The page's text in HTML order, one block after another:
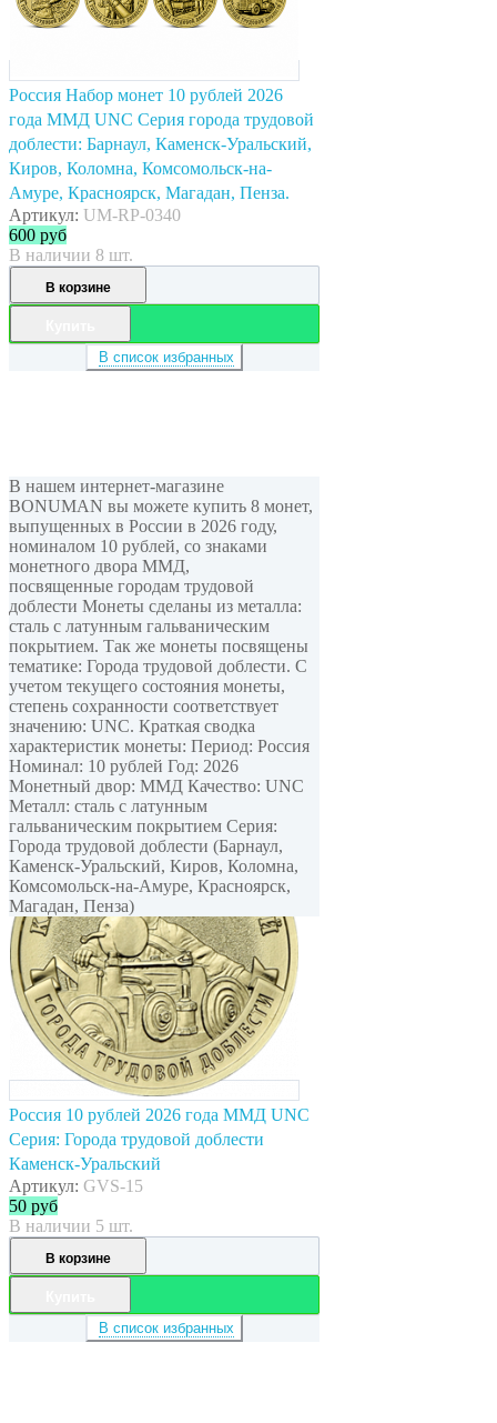
Россия Набор монет 10 рублей 2026
года ММД UNC Серия города трудовой
доблести: Барнаул, Каменск-Уральский,
Киров, Коломна, Комсомольск-на-
Амуре, Красноярск, Магадан, Пенза.
Артикул: UM-RP-0340
600 руб
В наличии 8 шт.
В корзине
В список избранных
В нашем интернет-магазине
BONUMAN вы можете купить 8 монет,
выпущенных в России в 2026 году,
номиналом 10 рублей, cо знаками
монетного двора ММД,
посвященные городам трудовой
доблести Монеты сделаны из металла:
сталь с латунным гальваническим
покрытием. Так же монеты посвящены
тематике: Города трудовой доблести. С
учетом текущего состояния монеты,
степень сохранности соответствует
значению: UNC. Краткая сводка
характеристик монеты: Период: Россия
Номинал: 10 рублей Год: 2026
Монетный двор: ММД Качество: UNC
Металл: сталь с латунным
гальваническим покрытием Серия:
Города трудовой доблести (Барнаул,
Каменск-Уральский, Киров, Коломна,
Комсомольск-на-Амуре, Красноярск,
Магадан, Пенза)
Россия 10 рублей 2026 года ММД UNC
Серия: Города трудовой доблести
Каменск-Уральский
Артикул: GVS-15
50 руб
В наличии 5 шт.
В корзине
В список избранных